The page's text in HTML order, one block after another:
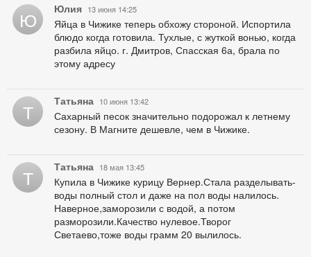
Ю Юлия 13 июня 14:25
Яйца в Чижике теперь обхожу стороной. Испортила
блюдо когда готовила. Тухлые, с жуткой вонью, когда
разбила яйцо. г. Дмитров, Спасская 6а, брала по
этому адресу
Т Татьяна 10 июня 13:42
Сахарный песок значительно подорожал к летнему
сезону. В Магните дешевле, чем в Чижике.
Т Татьяна 18 мая 13:45
Купила в Чижике курицу Вернер.Стала разделывать-
воды полный стол и даже на пол воды налилось.
Наверное,заморозили с водой, а потом
разморозили.Качество нулевое.Творог
Светаево,тоже воды грамм 20 вылилось.